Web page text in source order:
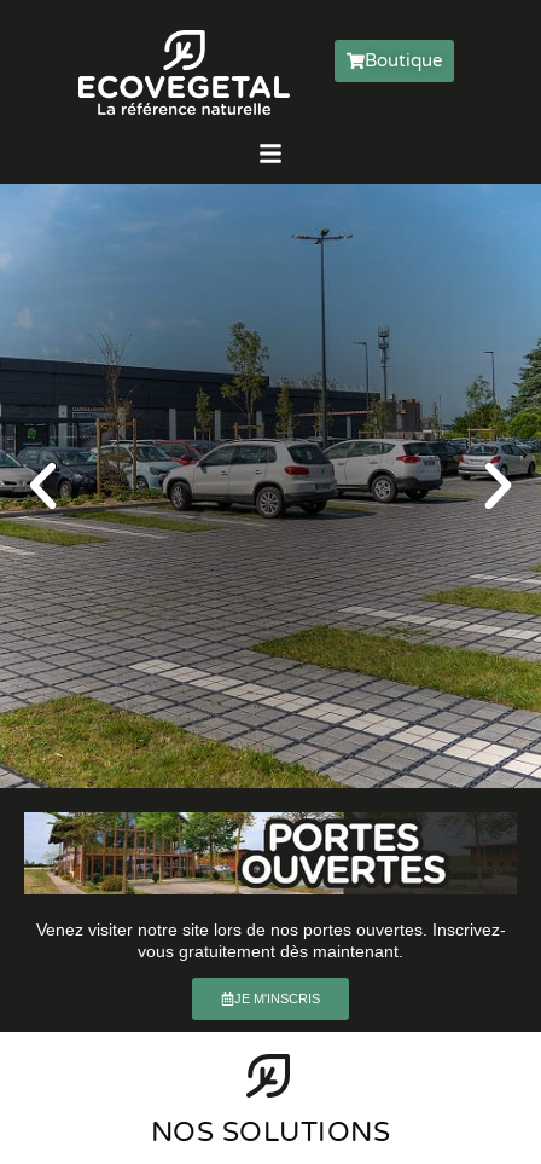
Boutique
Découvrez toutes nos solutions de parkings
drainants pour l'infiltration des eaux pluviales à la
comme ici !
Découvrir les solutions
Venez visiter notre site lors de nos portes ouvertes. Inscrivez-
vous gratuitement dès maintenant.
JE M'INSCRIS
NOS SOLUTIONS